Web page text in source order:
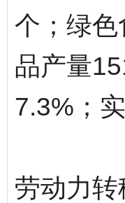
个；绿
品产量
7.3%；
劳动力